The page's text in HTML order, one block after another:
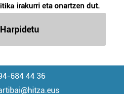
irakurri eta onartzen dut.
Harpidetu
684 44 36